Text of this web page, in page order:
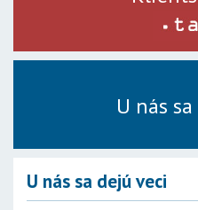
U nás
U nás sa dejú veci